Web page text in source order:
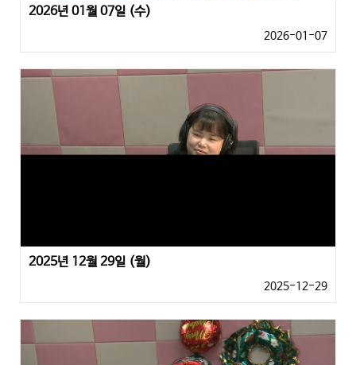
2026년 01월 07일 (수)
2026-01-07
2025년 12월 29일 (월)
2025-12-29